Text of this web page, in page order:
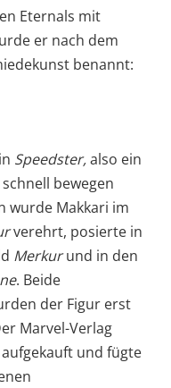
Eternals mit
er nach dem
benannt:
Speedster,also ein
bewegen
wurde Makkari im
verehrt, posierte in
Merkurund in den
. Beide
der Figur erst
Marvel-Verlag
und fügte